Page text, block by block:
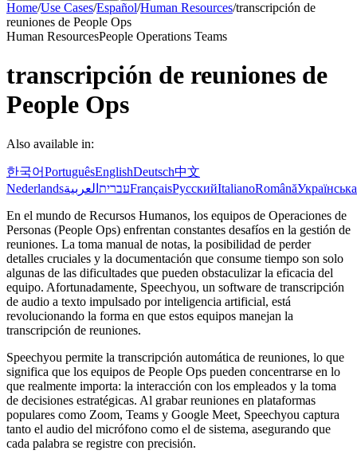
Home/Use Cases/Español/Human Resources/transcripción de
reuniones de People Ops
Human ResourcesPeople Operations Teams
transcripción de reuniones de
People Ops
Also available in:
한국어PortuguêsEnglishDeutsch中文
Nederlands
עברית العربية FrançaisРусскийItalianoRomânăУкраїнська
En el mundo de Recursos Humanos, los equipos de Operaciones de
Personas (People Ops) enfrentan constantes desafíos en la gestión de
reuniones. La toma manual de notas, la posibilidad de perder
detalles cruciales y la documentación que consume tiempo son solo
algunas de las dificultades que pueden obstaculizar la eficacia del
equipo. Afortunadamente, Speechyou, un software de transcripción
de audio a texto impulsado por inteligencia artificial, está
revolucionando la forma en que estos equipos manejan la
transcripción de reuniones.
Speechyou permite la transcripción automática de reuniones, lo que
significa que los equipos de People Ops pueden concentrarse en lo
que realmente importa: la interacción con los empleados y la toma
de decisiones estratégicas. Al grabar reuniones en plataformas
populares como Zoom, Teams y Google Meet, Speechyou captura
tanto el audio del micrófono como el de sistema, asegurando que
cada palabra se registre con precisión.